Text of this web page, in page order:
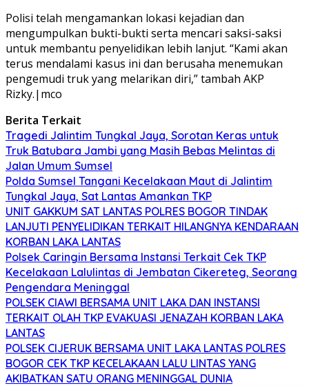
Polisi telah mengamankan lokasi kejadian dan
mengumpulkan bukti-bukti serta mencari saksi-saksi
untuk membantu penyelidikan lebih lanjut. “Kami akan
terus mendalami kasus ini dan berusaha menemukan
pengemudi truk yang melarikan diri,” tambah AKP
Rizky.|mco
Berita Terkait
Tragedi Jalintim Tungkal Jaya, Sorotan Keras untuk
Truk Batubara Jambi yang Masih Bebas Melintas di
Jalan Umum Sumsel
Polda Sumsel Tangani Kecelakaan Maut di Jalintim
Tungkal Jaya, Sat Lantas Amankan TKP
UNIT GAKKUM SAT LANTAS POLRES BOGOR TINDAK
LANJUTI PENYELIDIKAN TERKAIT HILANGNYA KENDARAAN
KORBAN LAKA LANTAS
Polsek Caringin Bersama Instansi Terkait Cek TKP
Kecelakaan Lalulintas di Jembatan Cikereteg, Seorang
Pengendara Meninggal
POLSEK CIAWI BERSAMA UNIT LAKA DAN INSTANSI
TERKAIT OLAH TKP EVAKUASI JENAZAH KORBAN LAKA
LANTAS
POLSEK CIJERUK BERSAMA UNIT LAKA LANTAS POLRES
BOGOR CEK TKP KECELAKAAN LALU LINTAS YANG
AKIBATKAN SATU ORANG MENINGGAL DUNIA